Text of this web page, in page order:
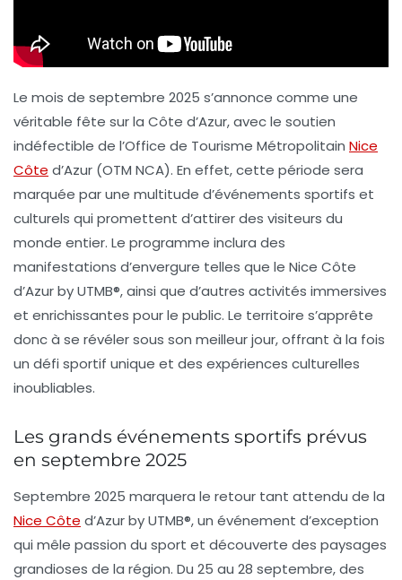
Le mois de septembre 2025 s’annonce comme une
véritable fête sur la Côte d’Azur, avec le soutien
indéfectible de l’Office de Tourisme Métropolitain Nice
Côte d’Azur (OTM NCA). En effet, cette période sera
marquée par une multitude d’événements sportifs et
culturels qui promettent d’attirer des visiteurs du
monde entier. Le programme inclura des
manifestations d’envergure telles que le Nice Côte
d’Azur by UTMB®, ainsi que d’autres activités immersives
et enrichissantes pour le public. Le territoire s’apprête
donc à se révéler sous son meilleur jour, offrant à la fois
un défi sportif unique et des expériences culturelles
inoubliables.
Les grands événements sportifs prévus
en septembre 2025
Septembre 2025 marquera le retour tant attendu de la
Nice Côte d’Azur by UTMB®, un événement d’exception
qui mêle passion du sport et découverte des paysages
grandioses de la région. Du 25 au 28 septembre, des